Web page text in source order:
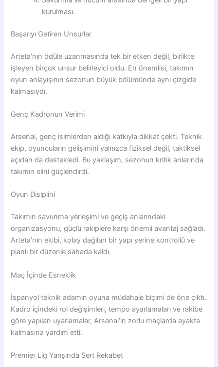
kurulması.
Başarıyı Getiren Unsurlar
Arteta’nın ödüle uzanmasında tek bir etken değil, birlikte
işleyen birçok unsur belirleyici oldu. En önemlisi, takımın
oyun anlayışının sezonun büyük bölümünde aynı çizgide
kalmasıydı.
Genç Kadronun Verimi
Arsenal, genç isimlerden aldığı katkıyla dikkat çekti. Teknik
ekip, oyuncuların gelişimini yalnızca fiziksel değil, taktiksel
açıdan da destekledi. Bu yaklaşım, sezonun kritik anlarında
takımın elini güçlendirdi.
Oyun Disiplini
Takımın savunma yerleşimi ve geçiş anlarındaki
organizasyonu, güçlü rakiplere karşı önemli avantaj sağladı.
Arteta’nın ekibi, kolay dağılan bir yapı yerine kontrollü ve
planlı bir düzenle sahada kaldı.
Maç İçinde Esneklik
İspanyol teknik adamın oyuna müdahale biçimi de öne çıktı.
Kadro içindeki rol değişimleri, tempo ayarlamaları ve rakibe
göre yapılan uyarlamalar, Arsenal’in zorlu maçlarda ayakta
kalmasına yardım etti.
Premier Lig Yarışında Sert Rekabet